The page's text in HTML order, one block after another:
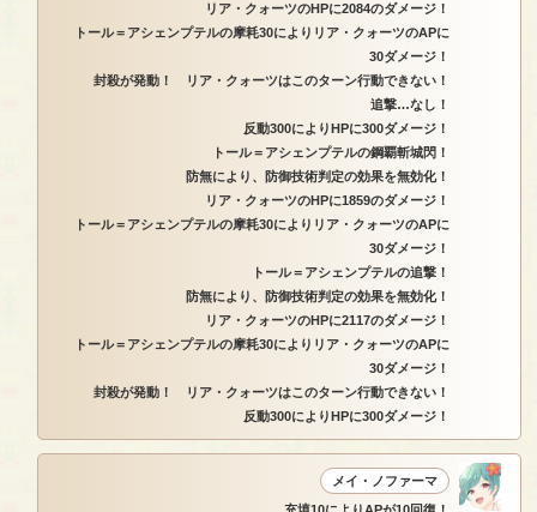
リア・クォーツのHPに2084のダメージ！
トール＝アシェンプテルの摩耗30によりリア・クォーツのAPに
30ダメージ！
封殺が発動！ リア・クォーツはこのターン行動できない！
追撃…なし！
反動300によりHPに300ダメージ！
トール＝アシェンプテルの鋼覇斬城閃！
防無により、防御技術判定の効果を無効化！
リア・クォーツのHPに1859のダメージ！
トール＝アシェンプテルの摩耗30によりリア・クォーツのAPに
30ダメージ！
トール＝アシェンプテルの追撃！
防無により、防御技術判定の効果を無効化！
リア・クォーツのHPに2117のダメージ！
トール＝アシェンプテルの摩耗30によりリア・クォーツのAPに
30ダメージ！
封殺が発動！ リア・クォーツはこのターン行動できない！
反動300によりHPに300ダメージ！
メイ・ノファーマ